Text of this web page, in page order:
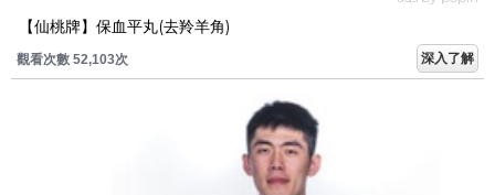
【仙桃牌】保血平丸(去羚羊角)
觀看次數 52,103次 深入了解